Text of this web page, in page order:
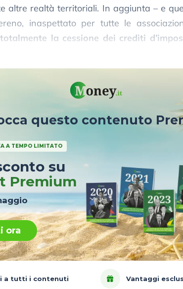
altre realtà territoriali. In aggiunta – e
inaspettato per tutte le
la cessione dei crediti
questo contenuto
A TEMPO LIMITATO
su
Premium
ora
a tutti i contenuti Vantaggi